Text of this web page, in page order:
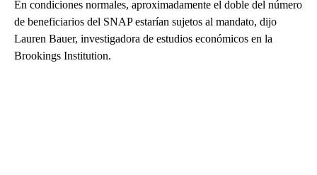
En condiciones normales, aproximadamente el doble del número
de beneficiarios del SNAP estarían sujetos al mandato, dijo
Lauren Bauer, investigadora de estudios económicos en la
Brookings Institution.